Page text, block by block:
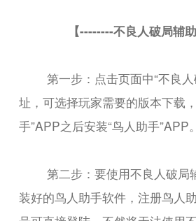
【--------不良人破局辅
第一步：点击页面中“不良
址，可选择玩家需要的版本下载
手”APP之后安装“鸟人助手”APP。
第二步：要使用不良人破局
装好的鸟人助手软件，注册鸟人